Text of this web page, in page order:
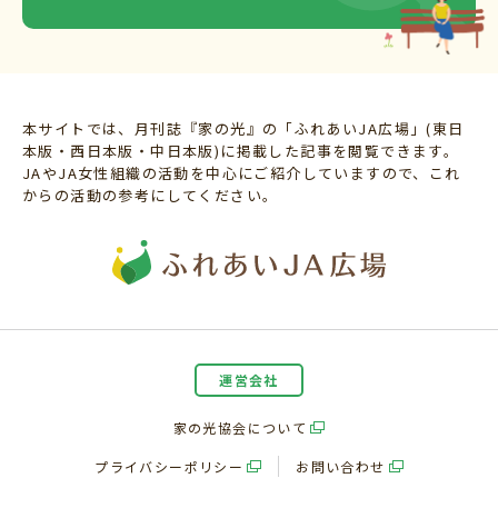
本サイトでは、月刊誌『家の光』の「ふれあいJA広場」(東日
本版・西日本版・中日本版)に掲載した記事を閲覧できます。
JAやJA女性組織の活動を中心にご紹介していますので、これ
からの活動の参考にしてください。
運営会社
家の光協会について
プライバシーポリシー お問い合わせ